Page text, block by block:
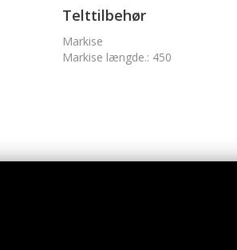
Telttilbehør
Markise
Markise længde.: 450